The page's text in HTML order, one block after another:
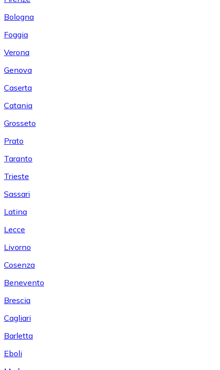
Bologna
Foggia
Verona
Genova
Caserta
Catania
Grosseto
Prato
Taranto
Trieste
Sassari
Latina
Lecce
Livorno
Cosenza
Benevento
Brescia
Cagliari
Barletta
Eboli